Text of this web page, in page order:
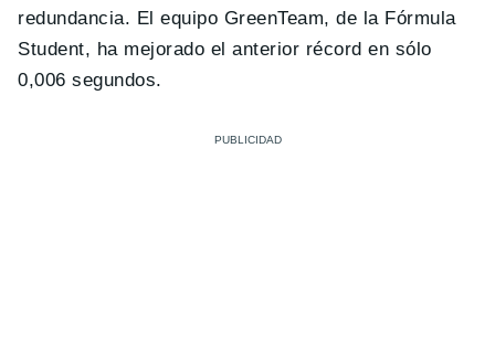
redundancia. El equipo GreenTeam, de la Fórmula
Student, ha mejorado el anterior récord en sólo
0,006 segundos.